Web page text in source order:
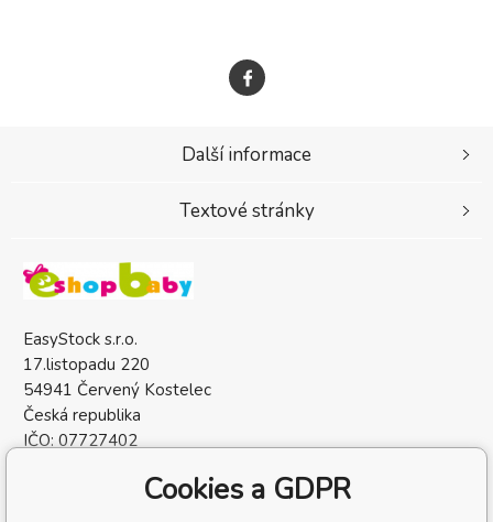
EasyStock s.r.o.
17.listopadu 220
54941 Červený Kostelec
Česká republika
IČO: 07727402
Další informace
Textové stránky
Cookies a GDPR